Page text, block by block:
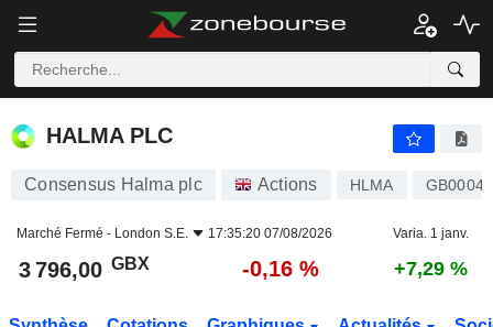
HALMA PLC
HALMA PLC
Consensus Halma plc Actions HLMA
Marché Fermé - London S.E. 17:35:20 07/08/2026 Varia. 1 janv.
3 796,00 GBX -0,16 % +7,29 %